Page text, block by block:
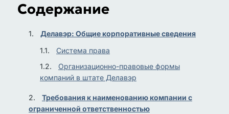
Содержание
Делавэр: Общие корпоративные сведения
Система права
Организационно-правовые формы
компаний в штате Делавэр
Требования к наименованию компании с
ограниченной ответственностью